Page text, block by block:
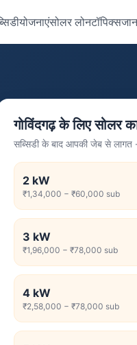
योजनाएंसोलर लोनटॉपिक्स
गोविंदगढ़ के लिए सोलर
सब्सिडी के बाद आपकी जेब से
2 kW
₹1,34,000 − ₹60,000 sub
3 kW
₹1,96,000 − ₹78,000 sub
4 kW
₹2,58,000 − ₹78,000 sub